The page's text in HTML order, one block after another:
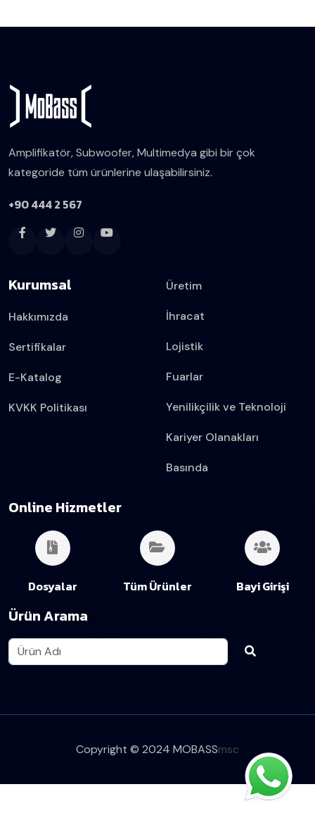
Amplifikatör, Subwoofer, Multimedya gibi bir çok
kategoride tüm ürünlerine ulaşabilirsiniz.
+90 444 2 567
Kurumsal
Hakkımızda
Sertifikalar
E-Katalog
KVKK Politikası
Üretim
İhracat
Lojistik
Fuarlar
Yenilikçilik ve Teknoloji
Kariyer Olanakları
Basında
Online Hizmetler
Dosyalar Tüm Ürünler Bayi Girişi
Ürün Arama
Copyright © 2024 MOBASSmsc